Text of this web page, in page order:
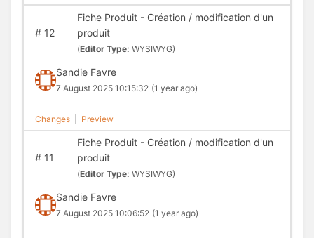
#12
Fiche Produit - Création / modification d'un
produit
(Editor Type: WYSIWYG)
Sandie Favre
7 August 2025 10:15:32 (1 year ago)
Changes Preview
#11
Fiche Produit - Création / modification d'un
produit
(Editor Type: WYSIWYG)
Sandie Favre
7 August 2025 10:06:52 (1 year ago)